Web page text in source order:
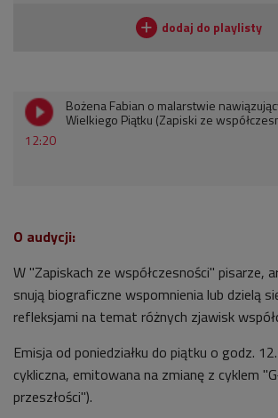
12:20
Bożena Fabian o malarstwie
Wielkiego Piątku (Zapiski ze
O audycji:
W "Zapiskach ze współczesności" pisarze,
snują biograficzne wspomnienia lub dzielą
refleksjami na temat różnych zjawisk
Emisja od poniedziałku do piątku o godz.
cykliczna, emitowana na zmianę z cyklem
przeszłości").